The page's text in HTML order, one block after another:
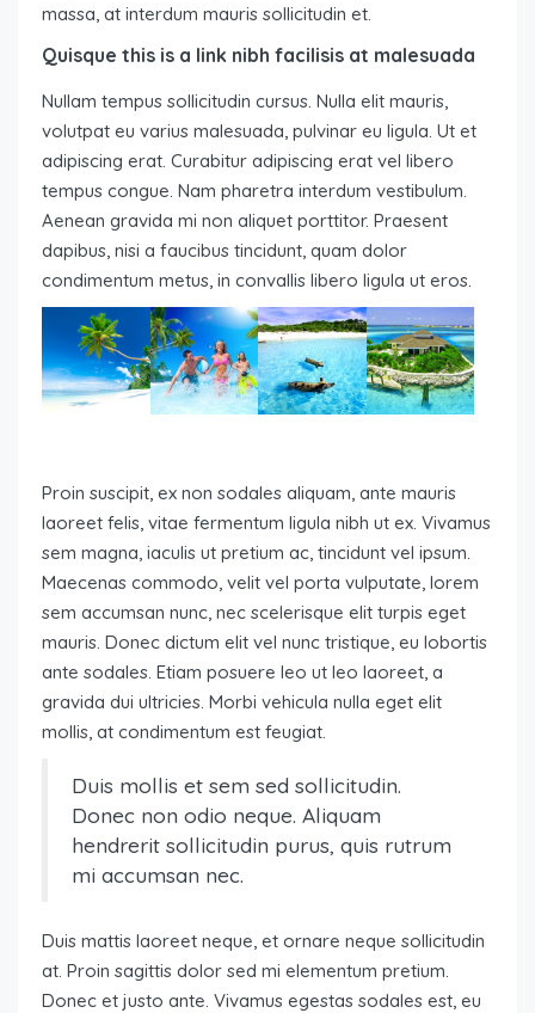
massa, at interdum mauris sollicitudin et.
Quisque this is a link nibh facilisis at malesuada
Nullam tempus sollicitudin cursus. Nulla elit mauris,
volutpat eu varius malesuada, pulvinar eu ligula. Ut et
adipiscing erat. Curabitur adipiscing erat vel libero
tempus congue. Nam pharetra interdum vestibulum.
Aenean gravida mi non aliquet porttitor. Praesent
dapibus, nisi a faucibus tincidunt, quam dolor
condimentum metus, in convallis libero ligula ut eros.
Proin suscipit, ex non sodales aliquam, ante mauris
laoreet felis, vitae fermentum ligula nibh ut ex. Vivamus
sem magna, iaculis ut pretium ac, tincidunt vel ipsum.
Maecenas commodo, velit vel porta vulputate, lorem
sem accumsan nunc, nec scelerisque elit turpis eget
mauris. Donec dictum elit vel nunc tristique, eu lobortis
ante sodales. Etiam posuere leo ut leo laoreet, a
gravida dui ultricies. Morbi vehicula nulla eget elit
mollis, at condimentum est feugiat.
Duis mollis et sem sed sollicitudin.
Donec non odio neque. Aliquam
hendrerit sollicitudin purus, quis rutrum
mi accumsan nec.
Duis mattis laoreet neque, et ornare neque sollicitudin
at. Proin sagittis dolor sed mi elementum pretium.
Donec et justo ante. Vivamus egestas sodales est, eu